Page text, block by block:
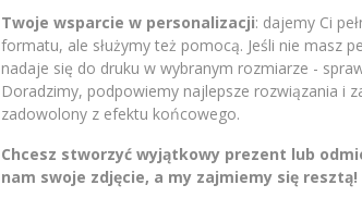
Twoje wsparcie w personalizacji: dajemy Ci
formatu, ale służymy też pomocą. Jeśli nie masz
nadaje się do druku w wybranym rozmiarze -
Doradzimy, podpowiemy najlepsze rozwiązania i
zadowolony z efektu końcowego.
Chcesz stworzyć wyjątkowy prezent lub
nam swoje zdjęcie, a my zajmiemy się resztą!